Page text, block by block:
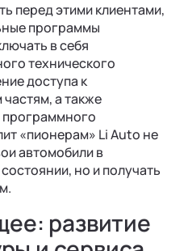
перед этими клиентами,
программы
в себя
технического
доступа к
а также
«пионерам» Li Auto не
автомобили в
но и получать
развитие